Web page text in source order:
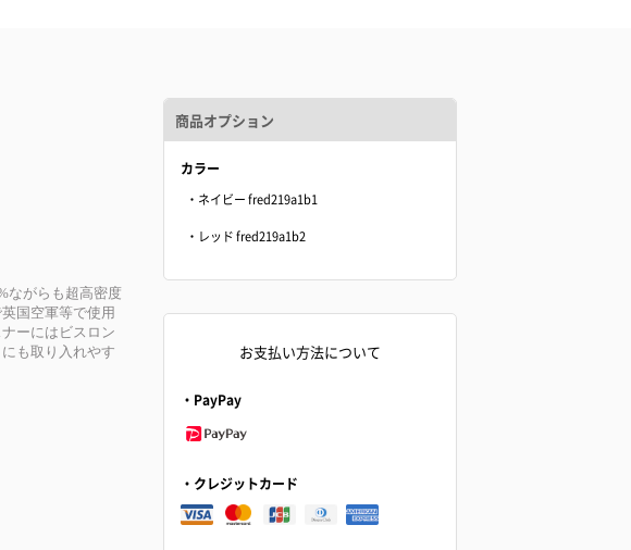
商品オプション
カラー
・ネイビー fred219a1b1
・レッド fred219a1b2
お支払い方法について
・PayPay
・クレジットカード